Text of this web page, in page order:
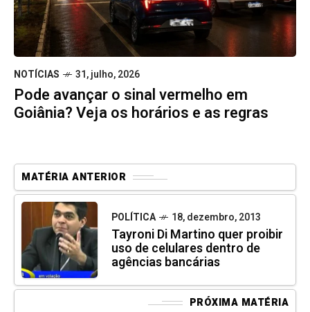
NOTÍCIAS 31, julho, 2026
Pode avançar o sinal vermelho em
Goiânia? Veja os horários e as regras
MATÉRIA ANTERIOR
POLÍTICA 18, dezembro, 2013
Tayroni Di Martino quer proibir
uso de celulares dentro de
agências bancárias
PRÓXIMA MATÉRIA